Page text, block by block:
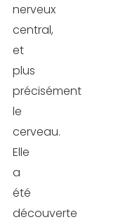
nerveux
central,
et
plus
précisément
le
cerveau.
Elle
a
été
découverte